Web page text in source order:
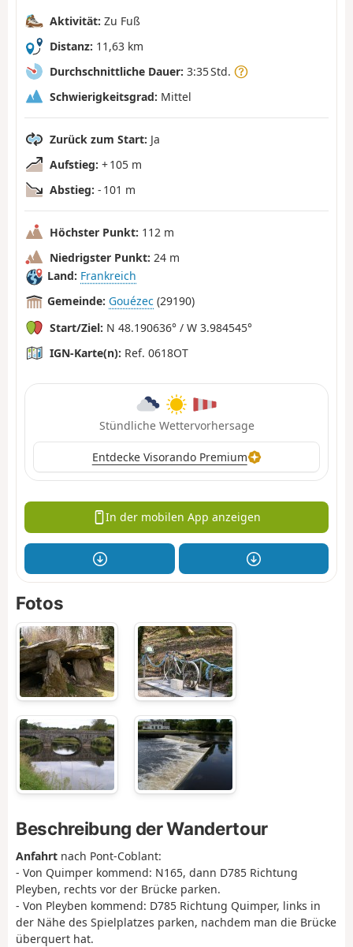
Aktivität: Zu Fuß
Distanz: 11,63 km
Durchschnittliche Dauer: 3:35 Std.
Schwierigkeitsgrad: Mittel
Zurück zum Start: Ja
Aufstieg: + 105 m
Abstieg: - 101 m
Höchster Punkt: 112 m
Niedrigster Punkt: 24 m
Land: Frankreich
Gemeinde: Gouézec (29190)
Start/Ziel: N 48.190636° / W 3.984545°
IGN-Karte(n): Ref. 0618OT
Stündliche Wettervorhersage
Entdecke Visorando Premium
In der mobilen App anzeigen
Fotos
Beschreibung der Wandertour
Anfahrt nach Pont-Coblant:
- Von Quimper kommend: N165, dann D785 Richtung
Pleyben, rechts vor der Brücke parken.
- Von Pleyben kommend: D785 Richtung Quimper, links in
der Nähe des Spielplatzes parken, nachdem man die Brücke
überquert hat.